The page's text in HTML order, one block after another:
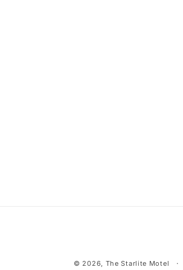
© 2026, The Starlite Motel